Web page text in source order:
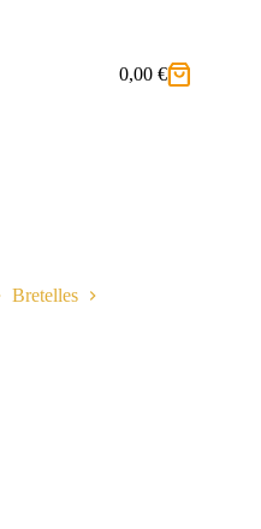
Panier
0,00 €
Bretelles